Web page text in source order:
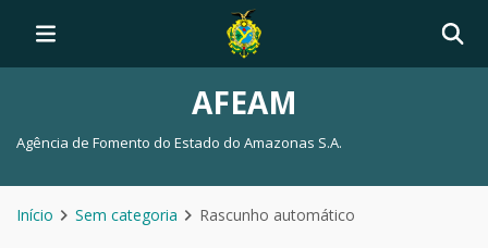
AFEAM
Agência de Fomento do Estado do Amazonas S.A.
Início Sem categoria Rascunho automático